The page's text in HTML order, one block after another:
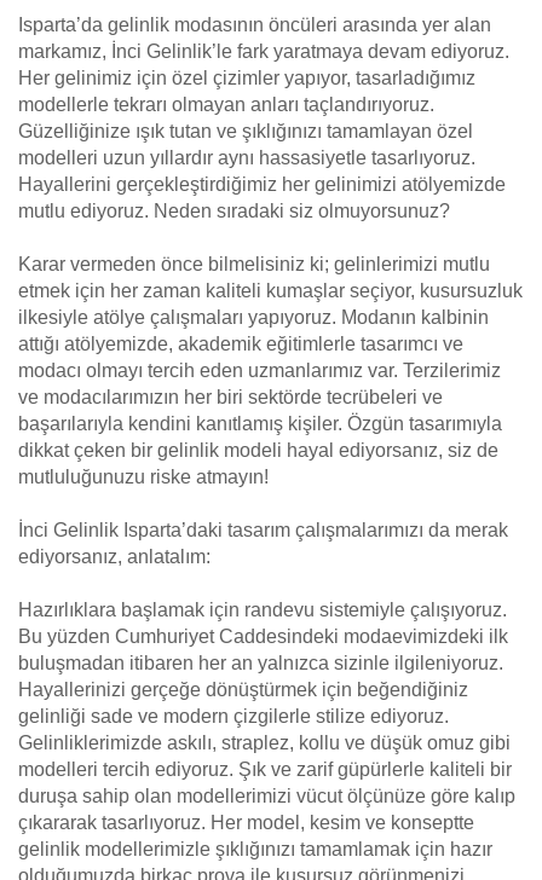
Isparta’da gelinlik modasının öncüleri arasında yer alan
markamız, İnci Gelinlik’le fark yaratmaya devam ediyoruz.
Her gelinimiz için özel çizimler yapıyor, tasarladığımız
modellerle tekrarı olmayan anları taçlandırıyoruz.
Güzelliğinize ışık tutan ve şıklığınızı tamamlayan özel
modelleri uzun yıllardır aynı hassasiyetle tasarlıyoruz.
Hayallerini gerçekleştirdiğimiz her gelinimizi atölyemizde
mutlu ediyoruz. Neden sıradaki siz olmuyorsunuz?
Karar vermeden önce bilmelisiniz ki; gelinlerimizi mutlu
etmek için her zaman kaliteli kumaşlar seçiyor, kusursuzluk
ilkesiyle atölye çalışmaları yapıyoruz. Modanın kalbinin
attığı atölyemizde, akademik eğitimlerle tasarımcı ve
modacı olmayı tercih eden uzmanlarımız var. Terzilerimiz
ve modacılarımızın her biri sektörde tecrübeleri ve
başarılarıyla kendini kanıtlamış kişiler. Özgün tasarımıyla
dikkat çeken bir gelinlik modeli hayal ediyorsanız, siz de
mutluluğunuzu riske atmayın!
İnci Gelinlik Isparta’daki tasarım çalışmalarımızı da merak
ediyorsanız, anlatalım:
Hazırlıklara başlamak için randevu sistemiyle çalışıyoruz.
Bu yüzden Cumhuriyet Caddesindeki modaevimizdeki ilk
buluşmadan itibaren her an yalnızca sizinle ilgileniyoruz.
Hayallerinizi gerçeğe dönüştürmek için beğendiğiniz
gelinliği sade ve modern çizgilerle stilize ediyoruz.
Gelinliklerimizde askılı, straplez, kollu ve düşük omuz gibi
modelleri tercih ediyoruz. Şık ve zarif güpürlerle kaliteli bir
duruşa sahip olan modellerimizi vücut ölçünüze göre kalıp
çıkararak tasarlıyoruz. Her model, kesim ve konseptte
gelinlik modellerimizle şıklığınızı tamamlamak için hazır
olduğumuzda birkaç prova ile kusursuz görünmenizi